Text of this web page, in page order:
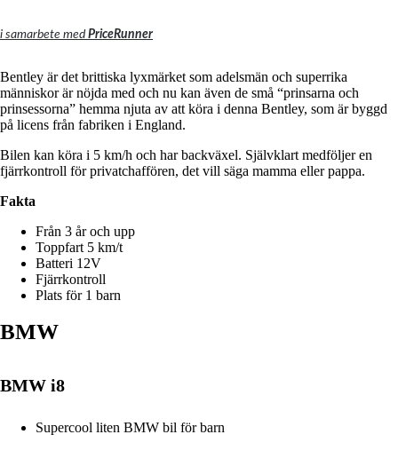
i samarbete med PriceRunner
Bentley är det brittiska lyxmärket som adelsmän och superrika
människor är nöjda med och nu kan även de små “prinsarna och
prinsessorna” hemma njuta av att köra i denna Bentley, som är byggd
på licens från fabriken i England.
Bilen kan köra i 5 km/h och har backväxel. Självklart medföljer en
fjärrkontroll för privatchaffören, det vill säga mamma eller pappa.
Fakta
Från 3 år och upp
Toppfart 5 km/t
Batteri 12V
Fjärrkontroll
Plats för 1 barn
BMW
BMW i8
Supercool liten BMW bil för barn